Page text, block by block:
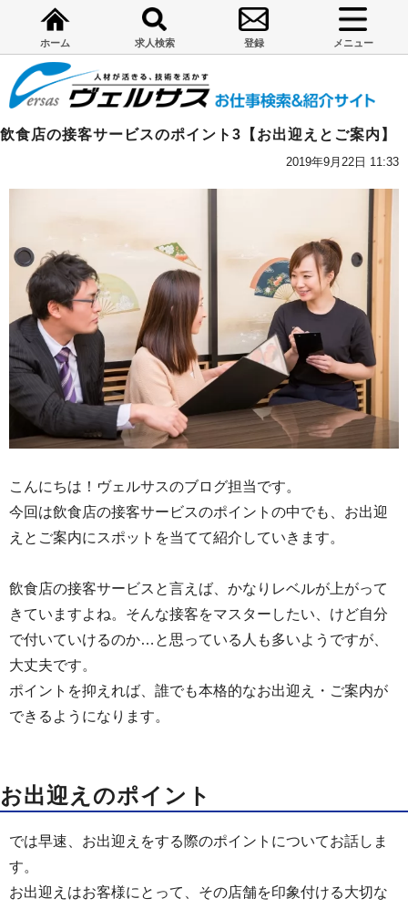
ホーム 求人検索 登録 メニュー
飲食店の接客サービスのポイント3【お出迎えとご案内】
2019年9月22日 11:33
こんにちは！ヴェルサスのブログ担当です。
今回は飲食店の接客サービスのポイントの中でも、お出迎
えとご案内にスポットを当てて紹介していきます。
飲食店の接客サービスと言えば、かなりレベルが上がって
きていますよね。そんな接客をマスターしたい、けど自分
で付いていけるのか…と思っている人も多いようですが、
大丈夫です。
ポイントを抑えれば、誰でも本格的なお出迎え・ご案内が
できるようになります。
お出迎えのポイント
では早速、お出迎えをする際のポイントについてお話しま
す。
お出迎えはお客様にとって、その店舗を印象付ける大切な